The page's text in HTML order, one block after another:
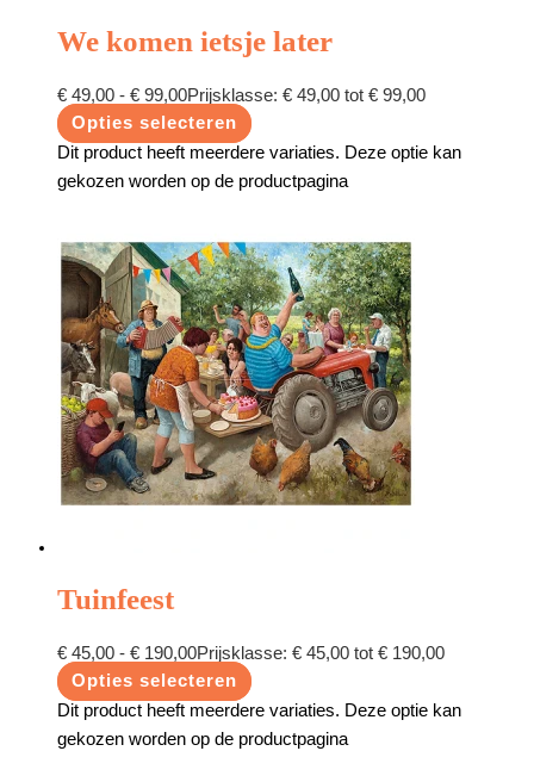
We komen ietsje later
€ 49,00 - € 99,00Prijsklasse: € 49,00 tot € 99,00
Opties selecteren
Dit product heeft meerdere variaties. Deze optie kan
gekozen worden op de productpagina
Tuinfeest
€ 45,00 - € 190,00Prijsklasse: € 45,00 tot € 190,00
Opties selecteren
Dit product heeft meerdere variaties. Deze optie kan
gekozen worden op de productpagina